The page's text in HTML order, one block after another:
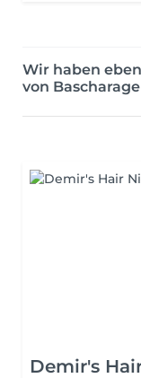
Wir haben
von
Demir's